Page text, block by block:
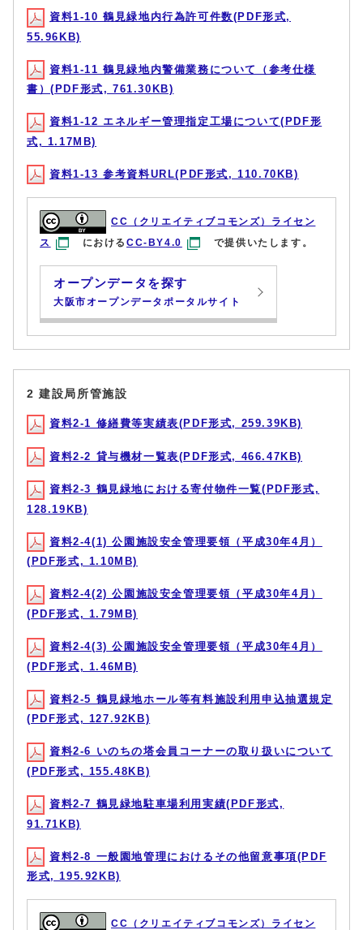
資料1-10 鶴見緑地内行為許可件数(PDF形式,
55.96KB)
資料1-11 鶴見緑地内警備業務について（参考仕様
書）(PDF形式, 761.30KB)
資料1-12 エネルギー管理指定工場について(PDF形
式, 1.17MB)
資料1-13 参考資料URL(PDF形式, 110.70KB)
CC（クリエイティブコモンズ）ライセン
ス
におけるCC-BY4.0 で提供いたします。
オープンデータを探す
大阪市オープンデータポータルサイト
2 建設局所管施設
資料2-1 修繕費等実績表(PDF形式, 259.39KB)
資料2-2 貸与機材一覧表(PDF形式, 466.47KB)
資料2-3 鶴見緑地における寄付物件一覧(PDF形式,
128.19KB)
資料2-4(1) 公園施設安全管理要領（平成30年4月）
(PDF形式, 1.10MB)
資料2-4(2) 公園施設安全管理要領（平成30年4月）
(PDF形式, 1.79MB)
資料2-4(3) 公園施設安全管理要領（平成30年4月）
(PDF形式, 1.46MB)
資料2-5 鶴見緑地ホール等有料施設利用申込抽選規定
(PDF形式, 127.92KB)
資料2-6 いのちの塔会員コーナーの取り扱いについて
(PDF形式, 155.48KB)
資料2-7 鶴見緑地駐車場利用実績(PDF形式,
91.71KB)
資料2-8 一般園地管理におけるその他留意事項(PDF
形式, 195.92KB)
CC（クリエイティブコモンズ）ライセン